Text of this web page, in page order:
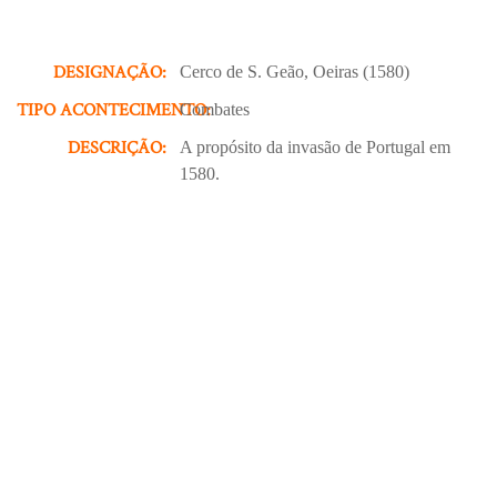
DESIGNAÇÃO: Cerco de S. Geão, Oeiras (1580)
TIPO ACONTECIMENTO:Combates
DESCRIÇÃO:
A propósito da invasão de Portugal em
1580.